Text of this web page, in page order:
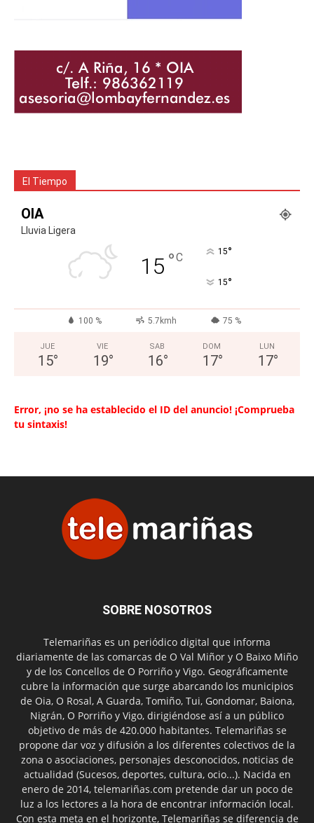
El Tiempo
OIA
Lluvia Ligera
15 °C 15°
15°
100 % 5.7kmh 75 %
JUE
15°
VIE
19°
SAB
16°
DOM
17°
LUN
17°
Error, ¡no se ha establecido el ID del anuncio! ¡Comprueba
tu sintaxis!
SOBRE NOSOTROS
Telemariñas es un periódico digital que informa
diariamente de las comarcas de O Val Miñor y O Baixo Miño
y de los Concellos de O Porriño y Vigo. Geográficamente
cubre la información que surge abarcando los municipios
de Oia, O Rosal, A Guarda, Tomiño, Tui, Gondomar, Baiona,
Nigrán, O Porriño y Vigo, dirigiéndose así a un público
objetivo de más de 420.000 habitantes. Telemariñas se
propone dar voz y difusión a los diferentes colectivos de la
zona o asociaciones, personajes desconocidos, noticias de
actualidad (Sucesos, deportes, cultura, ocio...). Nacida en
enero de 2014, telemariñas.com pretende dar un poco de
luz a los lectores a la hora de encontrar información local.
Con esta meta en el horizonte, Telemariñas se diferencia de